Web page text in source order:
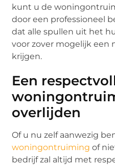
kunt u de
door een professioneel
dat alle spullen uit het
voor zover mogelijk
krijgen.
Een
overlijden
Of u nu zelf aanwezig
woningontruiming of
bedrijf zal altijd met